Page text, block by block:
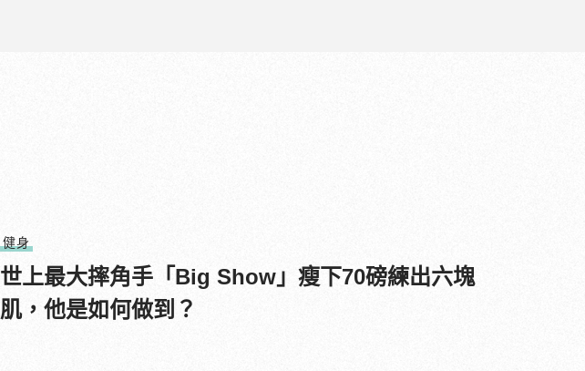
健身
世上最大摔角手「Big Show」瘦下70磅練出六塊
肌，他是如何做到？